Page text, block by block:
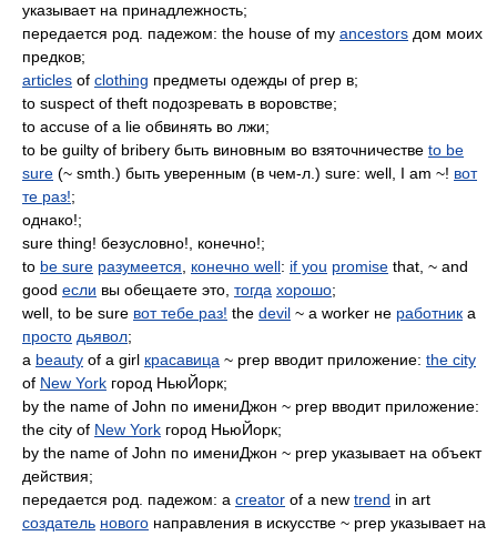
указывает на принадлежность;
передается род. падежом: the house of my ancestors дом моих
предков;
articles of clothing предметы одежды of prep в;
to suspect of theft подозревать в воровстве;
to accuse of a lie обвинять во лжи;
to be guilty of bribery быть виновным во взяточничестве to be
sure (~ smth.) быть уверенным (в чем-л.) sure: well, I am ~! вот
те раз!;
однако!;
sure thing! безусловно!, конечно!;
to be sure разумеется конечно well: if you promise that, ~ and
good если вы обещаете это, тогда хорошо;
well, to be sure вот тебе раз! the devil ~ a worker не работник а
просто дьявол;
a beauty of a girl красавица ~ prep вводит приложение: the city
of New York город НьюЙорк;
by the name of John по имениДжон ~ prep вводит приложение:
the city of New York город НьюЙорк;
by the name of John по имениДжон ~ prep указывает на объект
действия;
передается род. падежом: a creator of a new trend in art
создатель нового направления в искусстве ~ prep указывает на